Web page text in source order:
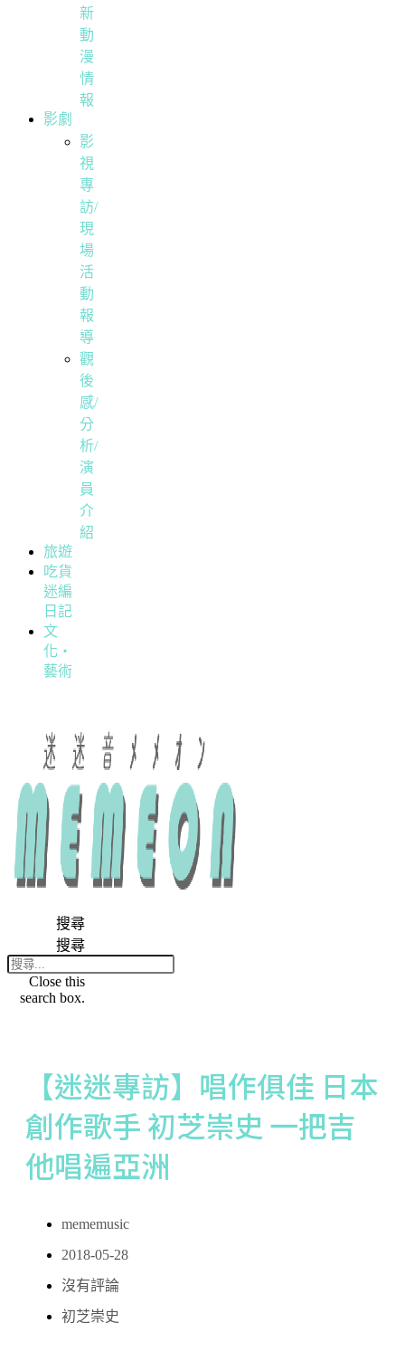
新
動
漫
情
報
影劇
影
視
專
訪/
現
場
活
動
報
導
觀
後
感/
分
析/
演
員
介
紹
旅遊
吃貨
迷編
日記
文
化・
藝術
搜尋
搜尋
Close this
search box.
【迷迷專訪】唱作俱佳 日本
創作歌手 初芝崇史 一把吉
他唱遍亞洲
mememusic
2018-05-28
沒有評論
初芝崇史